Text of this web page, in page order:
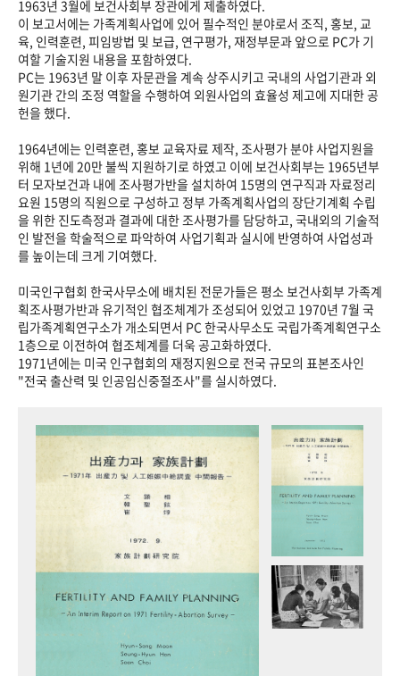
1963년 3월에 보건사회부 장관에게 제출하였다.
이 보고서에는 가족계획사업에 있어 필수적인 분야로서 조직, 홍보, 교
육, 인력훈련, 피임방법 및 보급, 연구평가, 재정부문과 앞으로 PC가 기
여할 기술지원 내용을 포함하였다.
PC는 1963년 말 이후 자문관을 계속 상주시키고 국내의 사업기관과 외
원기관 간의 조정 역할을 수행하여 외원사업의 효율성 제고에 지대한 공
헌을 했다.
1964년에는 인력훈련, 홍보 교육자료 제작, 조사평가 분야 사업지원을
위해 1년에 20만 불씩 지원하기로 하였고 이에 보건사회부는 1965년부
터 모자보건과 내에 조사평가반을 설치하여 15명의 연구직과 자료정리
요원 15명의 직원으로 구성하고 정부 가족계획사업의 장단기계획 수립
을 위한 진도측정과 결과에 대한 조사평가를 담당하고, 국내외의 기술적
인 발전을 학술적으로 파악하여 사업기획과 실시에 반영하여 사업성과
를 높이는데 크게 기여했다.
미국인구협회 한국사무소에 배치된 전문가들은 평소 보건사회부 가족계
획조사평가반과 유기적인 협조체계가 조성되어 있었고 1970년 7월 국
립가족계획연구소가 개소되면서 PC 한국사무소도 국립가족계획연구소
1층으로 이전하여 협조체계를 더욱 공고화하였다.
1971년에는 미국 인구협회의 재정지원으로 전국 규모의 표본조사인
"전국 출산력 및 인공임신중절조사"를 실시하였다.